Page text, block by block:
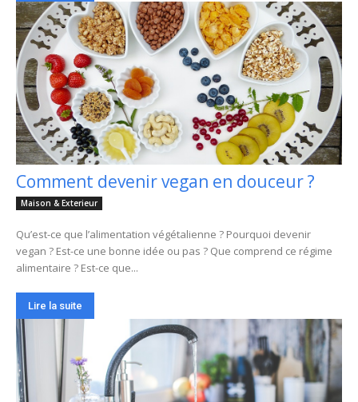
Comment devenir vegan en douceur ?
Maison & Exterieur
Qu’est-ce que l’alimentation végétalienne ? Pourquoi devenir
vegan ? Est-ce une bonne idée ou pas ? Que comprend ce régime
alimentaire ? Est-ce que...
Lire la suite